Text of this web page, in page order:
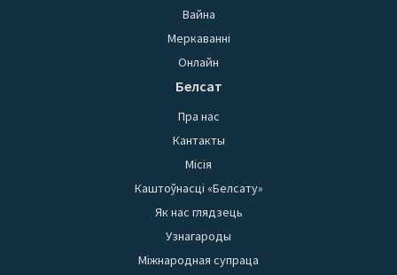
Вайна
Меркаванні
Онлайн
Белсат
Пра нас
Кантакты
Місія
Каштоўнасці «Белсату»
Як нас глядзець
Узнагароды
Міжнародная супраца